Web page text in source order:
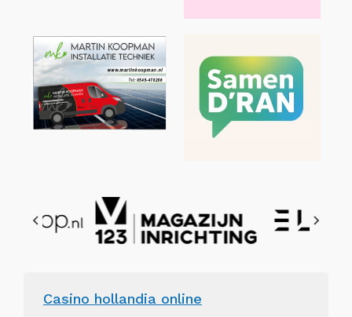
Casino hollandia online